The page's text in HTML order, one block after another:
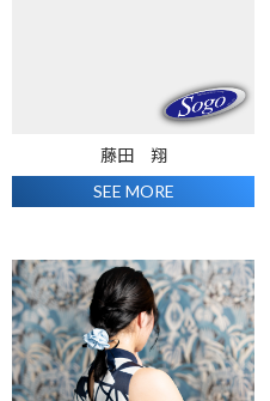
藤田 翔
SEE MORE